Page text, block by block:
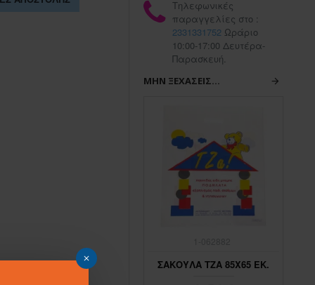
Τηλεφωνικές
παραγγελίες στο :
2331331752 Ωράριο
10:00-17:00 Δευτέρα-
Παρασκευή.
ΜΗΝ ΞΕΧΆΣΕΙΣ...
ΣΑΚΟΥΛΑ ΤΖΑ 45Χ65 ΕΚ. ΣΑΚΟΥΛΑ ΤΖΑ 85Χ65 ΕΚ.